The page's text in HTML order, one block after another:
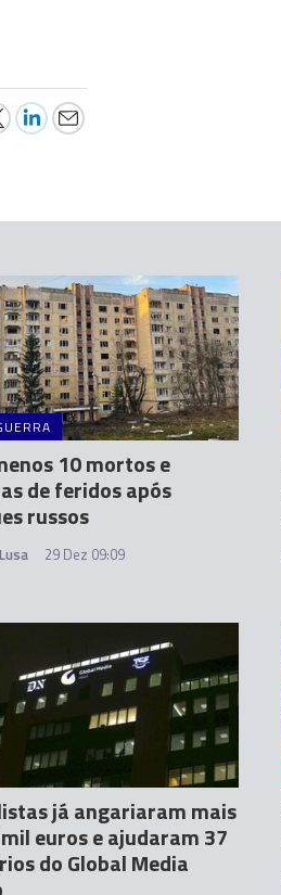
10 mortos e
de feridos após
russos
29 Dez 09:09
já angariaram mais
euros e ajudaram 37
do Global Media